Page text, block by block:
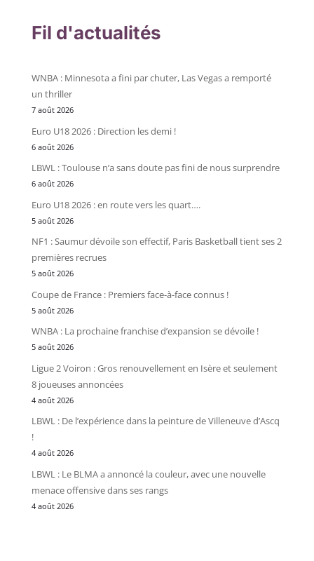
Fil d'actualités
WNBA : Minnesota a fini par chuter, Las Vegas a remporté
un thriller
7 août 2026
Euro U18 2026 : Direction les demi !
6 août 2026
LBWL : Toulouse n’a sans doute pas fini de nous surprendre
6 août 2026
Euro U18 2026 : en route vers les quart….
5 août 2026
NF1 : Saumur dévoile son effectif, Paris Basketball tient ses 2
premières recrues
5 août 2026
Coupe de France : Premiers face-à-face connus !
5 août 2026
WNBA : La prochaine franchise d’expansion se dévoile !
5 août 2026
Ligue 2 Voiron : Gros renouvellement en Isère et seulement
8 joueuses annoncées
4 août 2026
LBWL : De l’expérience dans la peinture de Villeneuve d’Ascq
!
4 août 2026
LBWL : Le BLMA a annoncé la couleur, avec une nouvelle
menace offensive dans ses rangs
4 août 2026